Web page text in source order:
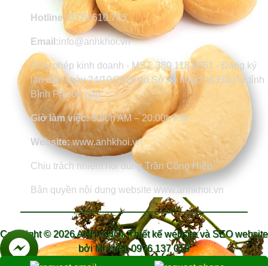
Hotline: 0376.610.785
Email:info@anhkhoi.vn
Giấy phép kinh doanh - MST: 380 118 6351 - Đăng ký
lần đầu ngày 24/10/2018 do Sở kế hoạch & Đầu tư tỉnh
Bình Phước cấp
Giờ làm việc:8:00h AM – 20:00h PM
Website:www.anhkhoi.vn
Chịu trách nhiệm nội dung Trần Công Hiệp
Bản quyền nội dung website www.anhkhoi.vn
Copyright © 2026 ANH KHÔI.Thiết kế website và SEO website
bởi Mr Hiệp 0976 137 019